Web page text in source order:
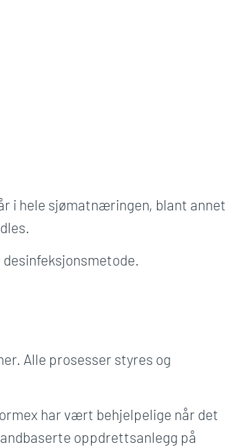
i hele sjømatnæringen, blant annet
Alle prosesser styres og
har vært behjelpelige når det
oppdrettsanlegg på